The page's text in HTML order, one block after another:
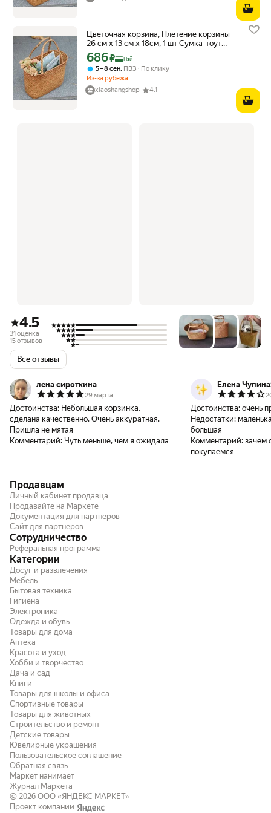
Цветочная корзина, Плетение корзины
26 см х 13 см х 18см, 1 шт Сумка-тоут
[карамельного цвета] небольшого
размера
Цена с картой Яндекс Пэй 686 ₽ вместо
686₽ Пэй
5 – 8 сен, ПВЗ
По клику
Из-за рубежа
xiaoshangshop
4.1
4.5
31 оценка
15 отзывов
Все отзывы
лена сироткина
29 марта
Достоинства: Небольшая корзинка,
сделана качественно. Очень аккуратная.
Пришла не мятая
Комментарий: Чуть меньше, чем я ожидала
Елена Чупина
Достоинства: очень
Недостатки:
большая
Комментарий: зачем
покупаемся
Продавцам
Личный кабинет продавца
Продавайте на Маркете
Документация для партнёров
Сайт для партнёров
Сотрудничество
Реферальная программа
Категории
Досуг и развлечения
Мебель
Бытовая техника
Гигиена
Электроника
Одежда и обувь
Товары для дома
Аптека
Красота и уход
Хобби и творчество
Дача и сад
Книги
Товары для школы и офиса
Спортивные товары
Товары для животных
Строительство и ремонт
Детские товары
Ювелирные украшения
Пользовательское соглашение
Обратная связь
Маркет нанимает
Журнал Маркета
© 2026 ООО «ЯНДЕКС МАРКЕТ»
Проект компании